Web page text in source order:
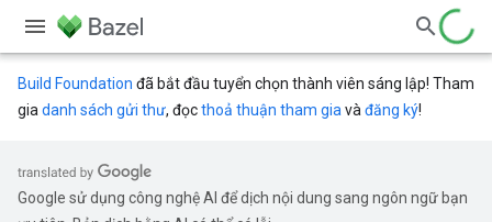
Build Foundation đã bắt đầu tuyển chọn thành viên sáng lập! Tham
gia danh sách gửi thư, đọcthoả thuận tham gia và đăng ký!
Google sử dụng công nghệ AI để dịch nội dung sang ngôn ngữ bạn